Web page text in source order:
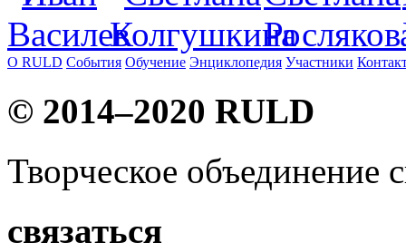
О RULD События Обучение Энциклопедия Участники
© 2014–2020 RULD
Творческое объединение
связаться